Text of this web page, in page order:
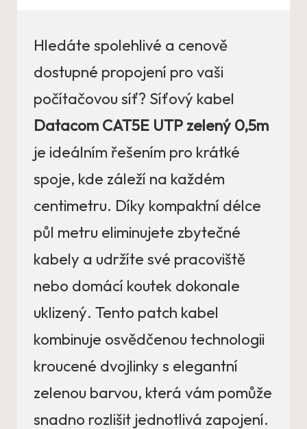
Hledáte spolehlivé a cenově
dostupné propojení pro vaši
počítačovou síť? Síťový kabel
Datacom CAT5E UTP zelený 0,5m
je ideálním řešením pro krátké
spoje, kde záleží na každém
centimetru. Díky kompaktní délce
půl metru eliminujete zbytečné
kabely a udržíte své pracoviště
nebo domácí koutek dokonale
uklizený. Tento patch kabel
kombinuje osvědčenou technologii
kroucené dvojlinky s elegantní
zelenou barvou, která vám pomůže
snadno rozlišit jednotlivá zapojení.